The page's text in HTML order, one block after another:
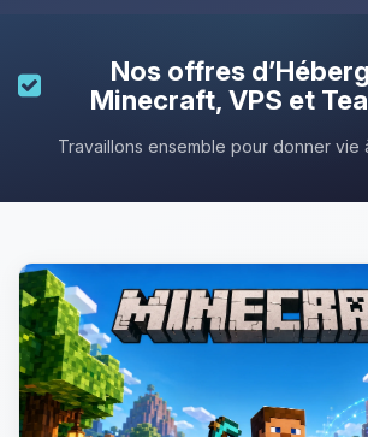
Nos offres d’
Minecraft, VPS et
Travaillons ensemble pour donner vie